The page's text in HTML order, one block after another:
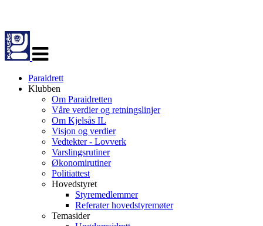
navigasjon
Paraidrett
Klubben
Om Paraidretten
Våre verdier og retningslinjer
Om Kjelsås IL
Visjon og verdier
Vedtekter - Lovverk
Varslingsrutiner
Økonomirutiner
Politiattest
Hovedstyret
Styremedlemmer
Referater hovedstyremøter
Temasider